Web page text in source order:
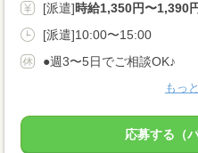
[派遣]時給1,350円〜1,390
[派遣]10:00〜15:00
●週3〜5日でご相談OK♪
もっ
応募する（